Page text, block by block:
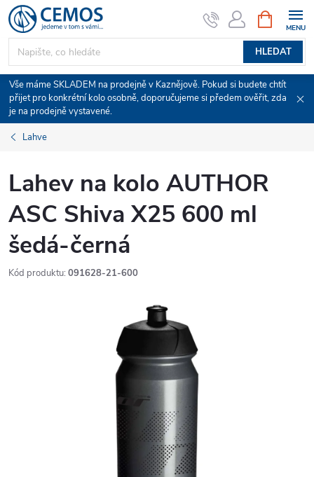
Přejít
na
obsah
HLEDAT
NÁKUPNÍ
KOŠÍK
Vše máme SKLADEM na prodejně v Kaznějově. Pokud si budete chtít
přijet pro konkrétní kolo osobně, doporučujeme si předem ověřit, zda
je na prodejně vystavené.
Lahve
Lahev na kolo AUTHOR
ASC Shiva X25 600 ml
šedá-černá
Kód produktu: 091628-21-600